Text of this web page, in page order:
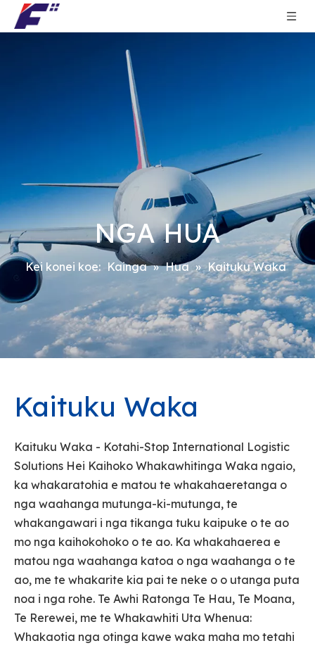
NGA HUA
Kei konei koe: Kainga » Hua » Kaituku Waka
Kaituku Waka
Kaituku Waka - Kotahi-Stop International Logistic
Solutions Hei Kaihoko Whakawhitinga Waka ngaio,
ka whakaratohia e matou te whakahaeretanga o
nga waahanga mutunga-ki-mutunga, te
whakangawari i nga tikanga tuku kaipuke o te ao
mo nga kaihokohoko o te ao. Ka whakahaerea e
matou nga waahanga katoa o nga waahanga o te
ao, me te whakarite kia pai te neke o o utanga puta
noa i nga rohe. Te Awhi Ratonga Te Hau, Te Moana,
Te Rerewei, me te Whakawhiti Uta Whenua:
Whakaotia nga otinga kawe waka maha mo tetahi